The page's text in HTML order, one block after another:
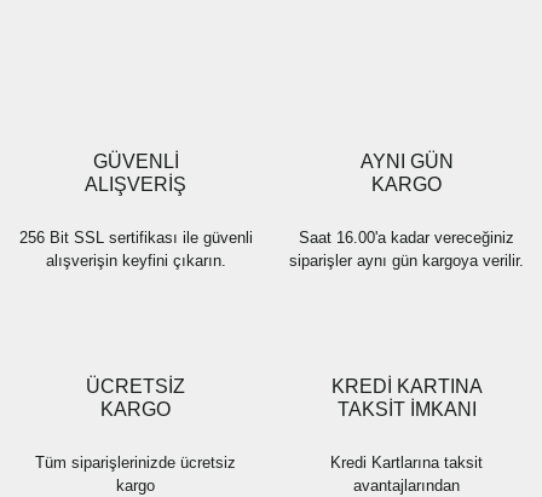
Ürün fiyatı diğer sitelerden daha pahalı.
Bu ürüne benzer farklı alternatifler olmalı.
GÜVENLİ
ALIŞVERİŞ
256 Bit SSL sertifikası ile güvenli
alışverişin keyfini çıkarın.
AYNI GÜN
KARGO
Saat 16.00'a kadar vereceğiniz
siparişler aynı gün kargoya verilir.
ÜCRETSİZ
KARGO
Tüm siparişlerinizde ücretsiz
kargo
KREDİ KARTINA
TAKSİT İMKANI
Kredi Kartlarına taksit
avantajlarından